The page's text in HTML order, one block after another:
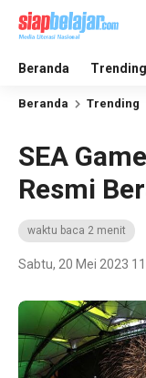
Beranda Trending
Beranda Trending
SEA
Resmi
waktu baca 2 menit
Sabtu, 20 Mei 2023